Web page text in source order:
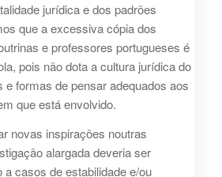
jurídica e dos padrões
que a excessiva cópia dos
e professores portugueses é
pois não dota a cultura jurídica do
e formas de pensar adequados aos
que está envolvido.
novas inspirações noutras
alargada deveria ser
a casos de estabilidade e/ou